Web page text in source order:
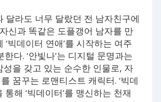
달라도 너무 달랐던 전 남자친구에
신과 똑같은 도플갱어 남자를 만
빅데이터 연애’를 시작하는 여주
한다. ‘안빛나’는 디지털 문명과는
을 갖고 있는 순수한 인물로, 자
꿈꾸는 로맨티스트 캐릭터. ‘빅데
통해 ‘빅데이터’를 맹신하는 천재